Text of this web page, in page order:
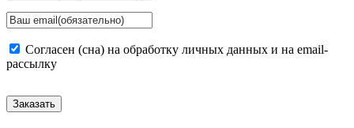
Согласен (сна) на обработку личных данных и на email-
рассылку
Заказать